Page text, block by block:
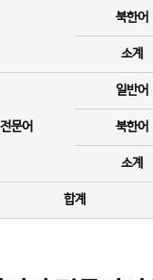
북한어
소계
전문어
일반어
북한어
소계
합계